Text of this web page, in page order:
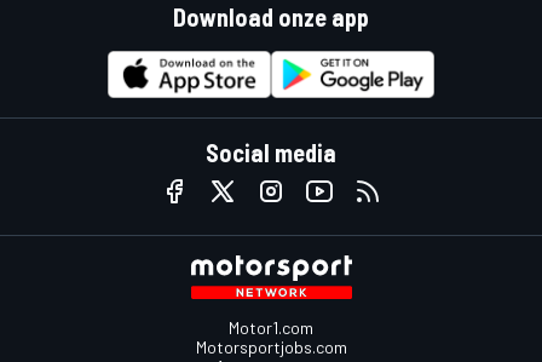
Download onze app
Social media
Motor1.com
Motorsportjobs.com